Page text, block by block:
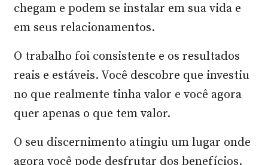
chegam e podem se instalar em sua vida e
em seus relacionamentos.
O trabalho foi consistente e os resultados
reais e estáveis. Você descobre que investiu
no que realmente tinha valor e você agora
quer apenas o que tem valor.
O seu discernimento atingiu um lugar onde
agora você pode desfrutar dos benefícios.